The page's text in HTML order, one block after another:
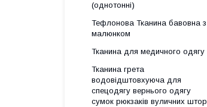
(однотонні)
Тефлонова Тканина бавовна з
малюнком
Тканина для медичного одягу
Тканина грета
водовідштовхуюча для
спецодягу вернього одягу
сумок рюкзаків вуличних штор